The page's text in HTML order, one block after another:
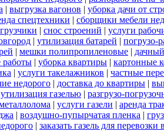
| выгрузка вагонов | уборка дачи от
спецтехники | сборщики мебели
грузчики | снос строений | услуги
| утилизация батарей | погрузо-
| мешки полипропиленовые |
работы | уборка квартиры | картонные
| услуги такелажников | частные
недорого | доставка до квартиры |
утилизация газелью | разгрузо-
| услуги газели | аренда
| воздушно-пупырчатая пленка |
| заказать газель для